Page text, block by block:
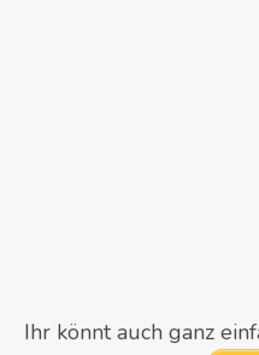
Ihr könnt auch ganz